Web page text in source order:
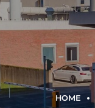
HOME